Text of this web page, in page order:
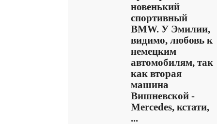
новенький
спортивный
BMW. У Эмилии,
видимо, любовь к
немецким
автомобилям, так
как вторая
машина
Вишневской -
Mercedes, кстати,
...